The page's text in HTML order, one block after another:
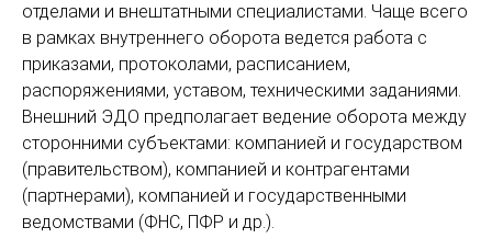
отделами и внештатными специалистами. Чаще всего
в рамках внутреннего оборота ведется работа с
приказами, протоколами, расписанием,
распоряжениями, уставом, техническими заданиями.
Внешний ЭДО предполагает ведение оборота между
сторонними субъектами: компанией и государством
(правительством), компанией и контрагентами
(партнерами), компанией и государственными
ведомствами (ФНС, ПФР и др.).